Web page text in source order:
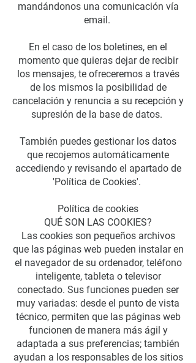
mandándonos una comunicación vía
email.
En el caso de los boletines, en el
momento que quieras dejar de recibir
los mensajes, te ofreceremos a través
de los mismos la posibilidad de
cancelación y renuncia a su recepción y
supresión de la base de datos.
También puedes gestionar los datos
que recojemos automáticamente
accediendo y revisando el apartado de
'Política de Cookies'.
Política de cookies
QUÉ SON LAS COOKIES?
Las cookies son pequeños archivos
que las páginas web pueden instalar en
el navegador de su ordenador, teléfono
inteligente, tableta o televisor
conectado. Sus funciones pueden ser
muy variadas: desde el punto de vista
técnico, permiten que las páginas web
funcionen de manera más ágil y
adaptada a sus preferencias; también
ayudan a los responsables de los sitios